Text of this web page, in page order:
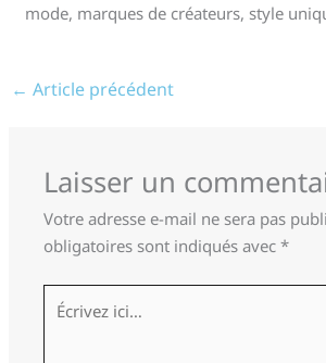
mode, marques de créateurs, style
← Article précédent
Laisser un
Votre adresse e-mail ne sera pas
obligatoires sont indiqués avec*
Écrivez
ici…